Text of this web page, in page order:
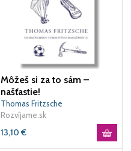
Môžeš si za to sám –
našťastie!
Thomas Fritzsche
Rozvíjame.sk
13,10 €